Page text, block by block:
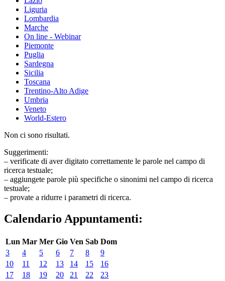
Liguria
Lombardia
Marche
On line - Webinar
Piemonte
Puglia
Sardegna
Sicilia
Toscana
Trentino-Alto Adige
Umbria
Veneto
World-Estero
Non ci sono risultati.
Suggerimenti:
– verificate di aver digitato correttamente le parole nel campo di
ricerca testuale;
– aggiungete parole più specifiche o sinonimi nel campo di ricerca
testuale;
– provate a ridurre i parametri di ricerca.
Calendario Appuntamenti:
Lun Mar Mer Gio Ven Sab Dom
3
4 5 6 7 8
9
10
11 12 13 14 15
16
17
18 19 20 21 22 23